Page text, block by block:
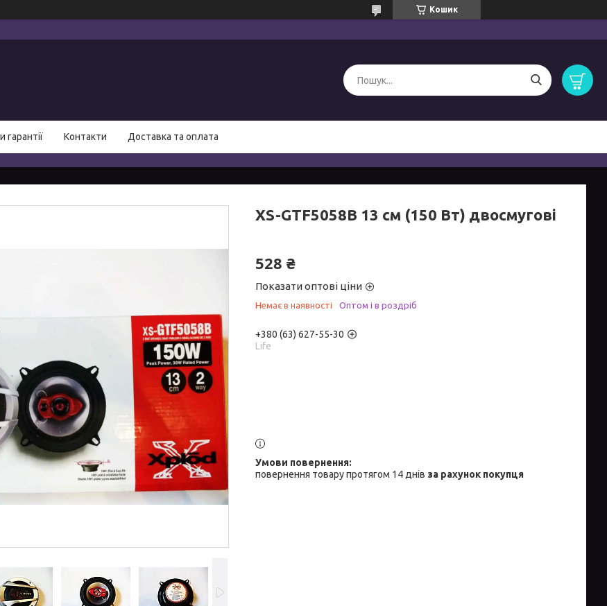
Кошик
гарантії Контакти Доставка та оплата
XS-GTF5058B 13 см (150 Вт) двосмугові
528 ₴
Показати оптові ціни
Немає в наявності Оптом і в роздріб
+380 (63) 627-55-30
Life
повернення товару протягом 14 днів за рахунок покупця